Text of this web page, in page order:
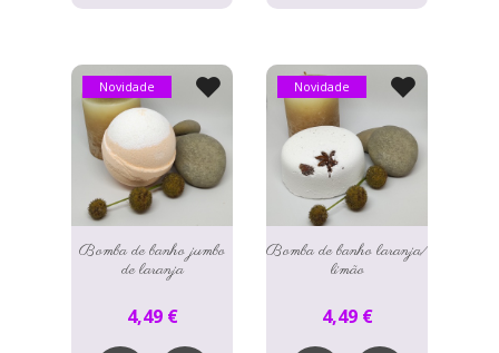
Novidade
Bomba de banho jumbo
de laranja
4,49 €
Novidade
Bomba de banho laranja/
limão
4,49 €